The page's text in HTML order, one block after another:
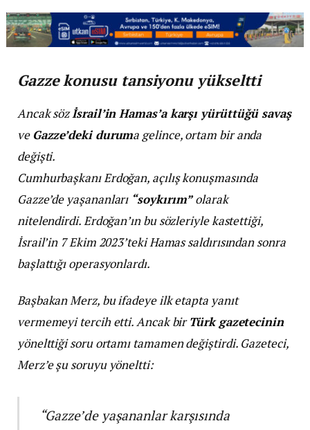
Gazze konusu tansiyonu yükseltti
Ancak sözİsrail’in Hamas’a karşı yürüttüğü savaş
ve Gazze’deki duruma gelince, ortam bir anda
değişti.
Cumhurbaşkanı Erdoğan, açılış konuşmasında
Gazze’de yaşananları “soykırım”olarak
nitelendirdi. Erdoğan’ın bu sözleriyle kastettiği,
İsrail’in 7 Ekim 2023’teki Hamas saldırısından sonra
başlattığı operasyonlardı.
Başbakan Merz, bu ifadeye ilk etapta yanıt
vermemeyi tercih etti. Ancak birTürk gazetecinin
yönelttiği soru ortamı tamamen değiştirdi. Gazeteci,
Merz’e şu soruyu yöneltti:
“Gazze’de yaşananlar karşısında